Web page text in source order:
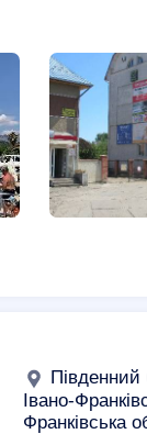
Івано-
Франківська